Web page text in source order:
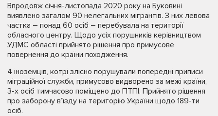
Впродовж січня-листопада 2020 року на Буковині
виявлено загалом 90 нелегальних мігрантів. З них левова
частка – понад 60 осіб – перебувала на території
обласного центру. Щодо усіх порушників керівництвом
УДМС області прийнято рішення про примусове
повернення до країни походження.
4 іноземців, котрі злісно порушували попередні приписи
міграційної служби, примусово видворено за межі країни,
3-х осіб тимчасово поміщено до ПТПІ. Прийнято рішення
про заборону в’їзду на територію України щодо 189-ти
осіб.